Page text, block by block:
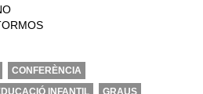
CONFERÈNCIA
INFANTIL
GRAUS